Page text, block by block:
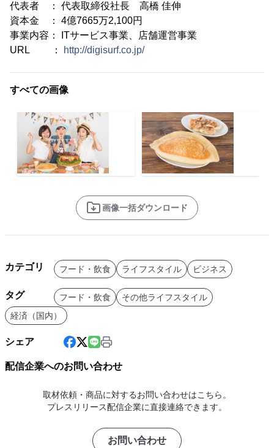
代表者 ： 代表取締役社長 高橋 佳伸
資本金 ： 4億7665万2,100円
事業内容： ITサービス事業、店舗運営事業
URL ：
http://digisurf.co.jp/
すべての画像
画像一括ダウンロード
カテゴリ フード・飲食 ライフスタイル ビジネス
タグ フード・飲食
その他ライフスタイル
経済（国内）
シェア
配信企業へのお問い合わせ
取材依頼・商品に対するお問い合わせはこちら。
プレスリリース配信企業に直接連絡できます。
お問い合わせ